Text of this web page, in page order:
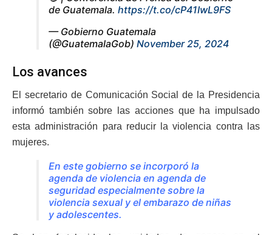
de Guatemala. https://t.co/cP41IwL9FS
— Gobierno Guatemala
(@GuatemalaGob) November 25, 2024
Los avances
El secretario de Comunicación Social de la Presidencia
informó también sobre las acciones que ha impulsado
esta administración para reducir la violencia contra las
mujeres.
En este gobierno se incorporó la
agenda de violencia en agenda de
seguridad especialmente sobre la
violencia sexual y el embarazo de niñas
y adolescentes.